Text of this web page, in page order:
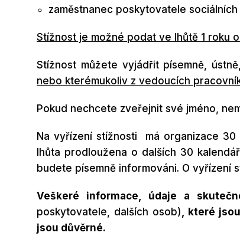
zaměstnanec poskytovatele sociálních
Stížnost je možné podat ve lhůtě 1 roku
Stížnost můžete vyjádřit písemně,
nebo kterémukoliv z vedoucích
Pokud nechcete zveřejnit své jméno,
Na vyřízení stížnosti má organizace
lhůta prodloužena o dalších 30
budete písemně informováni. O vyřízení
Veškeré informace, údaje a
poskytovatele, dalších osob), které
jsou důvěrné.